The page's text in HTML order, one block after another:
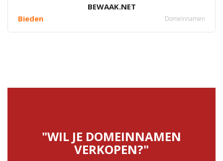
BEWAAK.NET
Bieden
Domeinnamen
"WIL JE DOMEINNAMEN
VERKOPEN?"